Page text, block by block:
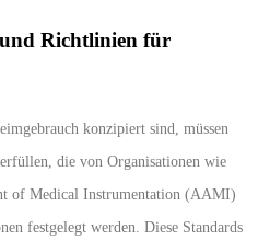
Richtlinien für
konzipiert sind, müssen
die von Organisationen wie
of Medical Instrumentation (AAMI)
festgelegt werden. Diese Standards